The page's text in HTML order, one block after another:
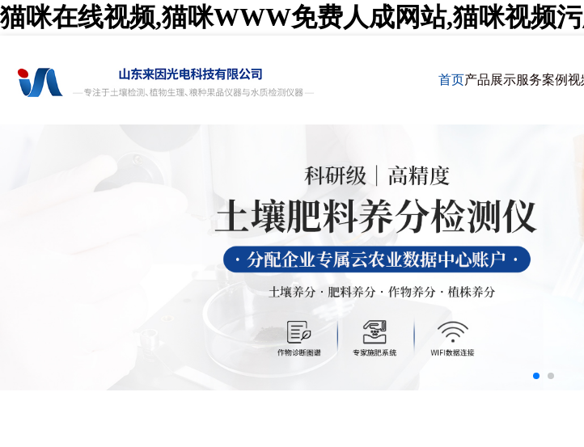
猫咪在线视频,猫咪WWW免费人成网站,猫咪视频
首页产品展示服务案例视